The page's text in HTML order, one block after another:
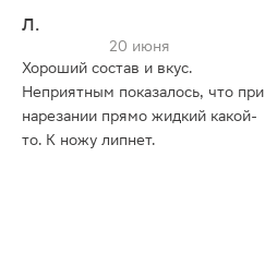
Л.
20 июня
Хороший состав и вкус.
Неприятным показалось, что при
нарезании прямо жидкий какой-
то. К ножу липнет.